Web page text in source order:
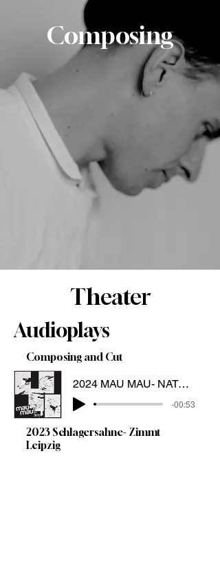
Composing
Theater
Audioplays
Composing and Cut
2024 MAU MAU- NATO Leipzig
-00:53
2023 Schlagersahne- Zimmt
Leipzig